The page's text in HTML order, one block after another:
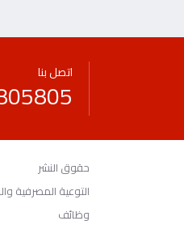
اتصل بنا
حقوق النشر
التوعية المصرفية
وظائف